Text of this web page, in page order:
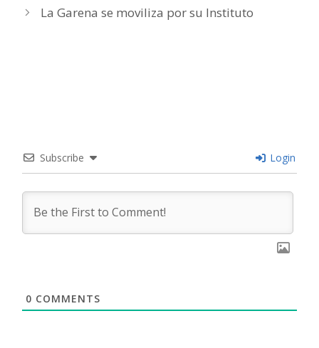
La Garena se moviliza por su Instituto
Subscribe Login
0 COMMENTS